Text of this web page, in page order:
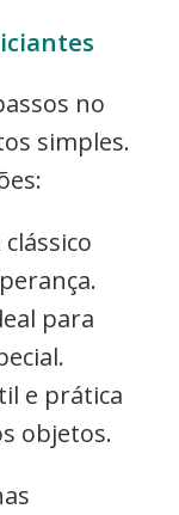
no
simples.
para
e prática
objetos.